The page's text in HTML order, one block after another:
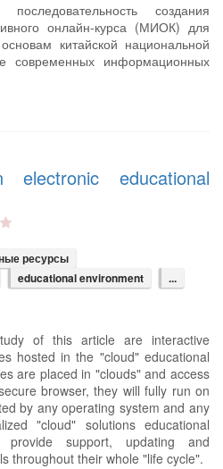
создания
онлайн-курса (МИОК) для
китайской национальной
современных информационных
educational
ресурсы
educational environment ...
of this article are interactive
hosted in the "cloud" educational
are placed in "clouds" and access
browser, they will fully run on
by any operating system and any
"cloud" solutions educational
provide support, updating and
throughout their whole "life cycle".